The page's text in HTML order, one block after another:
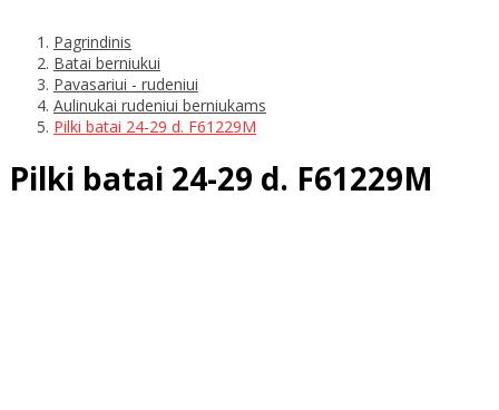
Pagrindinis
Batai berniukui
Pavasariui - rudeniui
Aulinukai rudeniui berniukams
Pilki batai 24-29 d. F61229M
Pilki batai 24-29 d. F61229M